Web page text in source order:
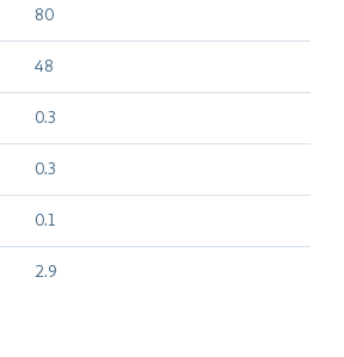
80
48
0.3
0.3
0.1
2.9